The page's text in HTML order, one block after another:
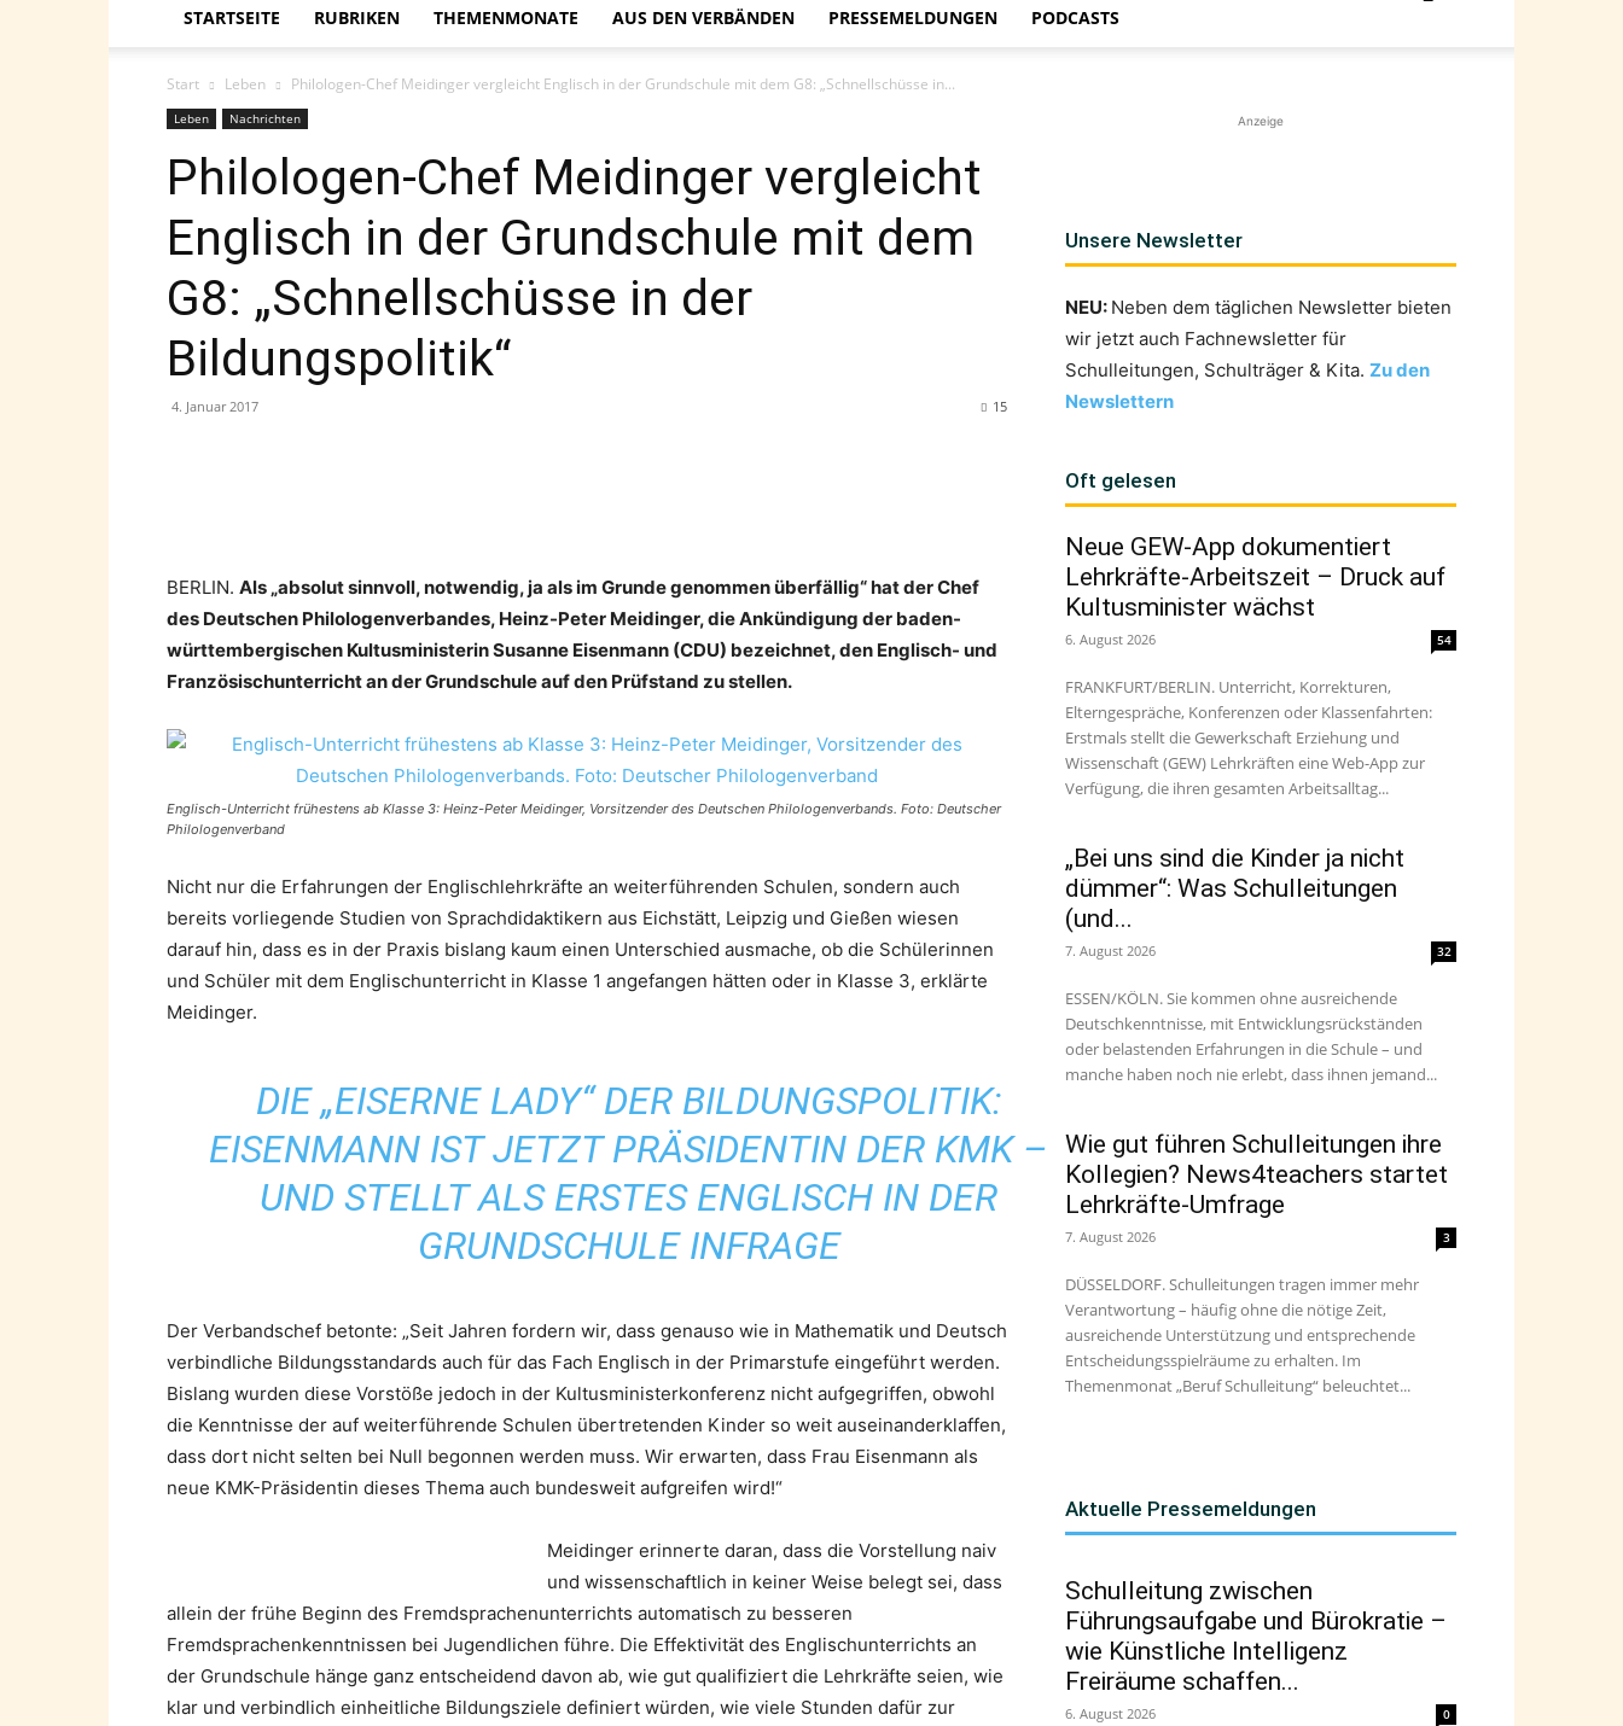
STARTSEITE RUBRIKEN THEMENMONATE AUS DEN VERBÄNDEN PRESSEMELDUNGEN PODCASTS
Start Leben Philologen-Chef Meidinger vergleicht Englisch in der Grundschule mit dem G8: „Schnellschüsse in...
Leben Nachrichten
Philologen-Chef Meidinger vergleicht
Englisch in der Grundschule mit dem
G8: „Schnellschüsse in der
Bildungspolitik“
4. Januar 2017 15
BERLIN. Als „absolut sinnvoll, notwendig, ja als im Grunde genommen überfällig“ hat der Chef
des Deutschen Philologenverbandes, Heinz-Peter Meidinger, die Ankündigung der baden-
württembergischen Kultusministerin Susanne Eisenmann (CDU) bezeichnet, den Englisch- und
Französischunterricht an der Grundschule auf den Prüfstand zu stellen.
Englisch-Unterricht frühestens ab Klasse 3: Heinz-Peter Meidinger, Vorsitzender des Deutschen Philologenverbands. Foto: Deutscher
Philologenverband
Nicht nur die Erfahrungen der Englischlehrkräfte an weiterführenden Schulen, sondern auch
bereits vorliegende Studien von Sprachdidaktikern aus Eichstätt, Leipzig und Gießen wiesen
darauf hin, dass es in der Praxis bislang kaum einen Unterschied ausmache, ob die Schülerinnen
und Schüler mit dem Englischunterricht in Klasse 1 angefangen hätten oder in Klasse 3, erklärte
Meidinger.
DIE „EISERNE LADY“ DER BILDUNGSPOLITIK:
EISENMANN IST JETZT PRÄSIDENTIN DER KMK –
UND STELLT ALS ERSTES ENGLISCH IN DER
GRUNDSCHULE INFRAGE
Der Verbandschef betonte: „Seit Jahren fordern wir, dass genauso wie in Mathematik und Deutsch
verbindliche Bildungsstandards auch für das Fach Englisch in der Primarstufe eingeführt werden.
Bislang wurden diese Vorstöße jedoch in der Kultusministerkonferenz nicht aufgegriffen, obwohl
die Kenntnisse der auf weiterführende Schulen übertretenden Kinder so weit auseinanderklaffen,
dass dort nicht selten bei Null begonnen werden muss. Wir erwarten, dass Frau Eisenmann als
neue KMK-Präsidentin dieses Thema auch bundesweit aufgreifen wird!“
Meidinger erinnerte daran, dass die Vorstellung naiv
und wissenschaftlich in keiner Weise belegt sei, dass
allein der frühe Beginn des Fremdsprachenunterrichts automatisch zu besseren
Fremdsprachenkenntnissen bei Jugendlichen führe. Die Effektivität des Englischunterrichts an
der Grundschule hänge ganz entscheidend davon ab, wie gut qualifiziert die Lehrkräfte seien, wie
klar und verbindlich einheitliche Bildungsziele definiert würden, wie viele Stunden dafür zur
Anzeige
Unsere Newsletter
NEU: Neben dem täglichen Newsletter bieten
wir jetzt auch Fachnewsletter für
Schulleitungen, Schulträger & Kita. Zu den
Newslettern
Oft gelesen
Neue GEW-App dokumentiert
Lehrkräfte-Arbeitszeit – Druck auf
Kultusminister wächst
6. August 2026 54
FRANKFURT/BERLIN. Unterricht, Korrekturen,
Elterngespräche, Konferenzen oder Klassenfahrten:
Erstmals stellt die Gewerkschaft Erziehung und
Wissenschaft (GEW) Lehrkräften eine Web-App zur
Verfügung, die ihren gesamten Arbeitsalltag...
„Bei uns sind die Kinder ja nicht
dümmer“: Was Schulleitungen
(und...
7. August 2026 32
ESSEN/KÖLN. Sie kommen ohne ausreichende
Deutschkenntnisse, mit Entwicklungsrückständen
oder belastenden Erfahrungen in die Schule – und
manche haben noch nie erlebt, dass ihnen jemand...
Wie gut führen Schulleitungen ihre
Kollegien? News4teachers startet
Lehrkräfte-Umfrage
7. August 2026 3
DÜSSELDORF. Schulleitungen tragen immer mehr
Verantwortung – häufig ohne die nötige Zeit,
ausreichende Unterstützung und entsprechende
Entscheidungsspielräume zu erhalten. Im
Themenmonat „Beruf Schulleitung“ beleuchtet...
Aktuelle Pressemeldungen
Schulleitung zwischen
Führungsaufgabe und Bürokratie –
wie Künstliche Intelligenz
Freiräume schaffen...
6. August 2026 0